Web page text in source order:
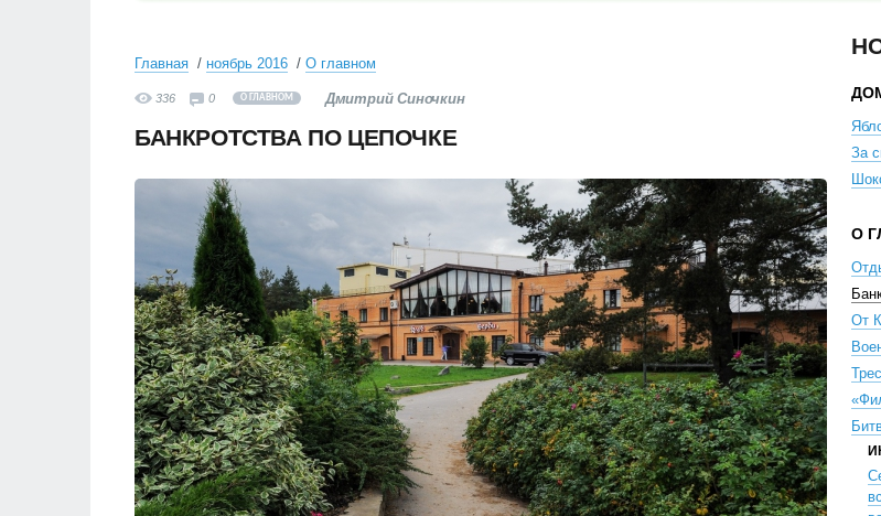
Главная ноябрь 2016 О главном
336 0 О ГЛАВНОМ Дмитрий Синочкин
БАНКРОТСТВА ПО ЦЕПОЧКЕ
За
О
От